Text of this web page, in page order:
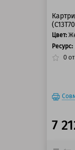
Цвет:
Ресурс:
0
7